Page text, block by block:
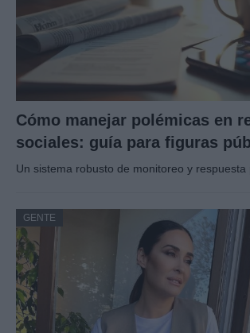
Cómo manejar polémicas en
sociales: guía para figuras
Un sistema robusto de monitoreo y respuesta
GENTE